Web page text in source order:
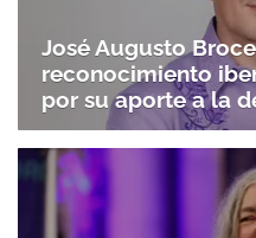
José Augusto
reconocimiento
por su aporte a la